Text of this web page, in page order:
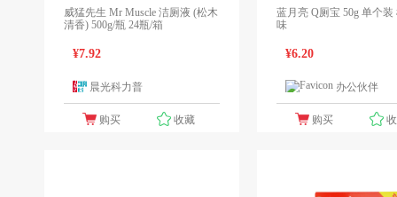
威猛先生 Mr Muscle 洁厕液 (松木
清香) 500g/瓶 24瓶/箱
¥7.92
晨光科力普
购买 收藏
蓝月亮 Q厕宝 50g 单个装
味
¥6.20
办公伙伴
购买